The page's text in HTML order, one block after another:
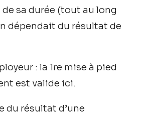
sa durée (tout au long
dépendait du résultat de
: la 1re mise à pied
est valide ici.
du résultat d’une